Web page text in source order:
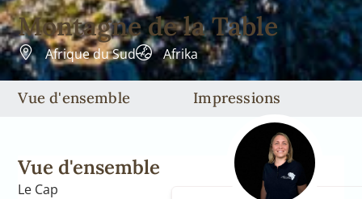
Montagne de la Table
Afrique du Sud Afrika
Vue d'ensemble Impressions
Vue d'ensemble
Le Cap